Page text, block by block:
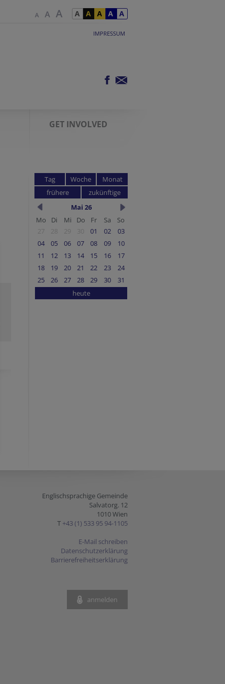
IMPRESSUM
GET INVOLVED
Tag Woche
Monat
frühere
zukünftige
Mai 26
Mo
Di Mi Do Fr Sa
So
27
28 29 30 01 02
03
04
05 06 07 08 09
10
11
12 13 14 15 16
17
18
19 20 21 22 23
24
25
26 27 28 29 30
31
heute
Englischsprachige Gemeinde
Salvatorg. 12
1010 Wien
T +43 (1) 533 95 94-1105
E-Mail schreiben
Datenschutzerklärung
Barrierefreiheitserklärung
anmelden